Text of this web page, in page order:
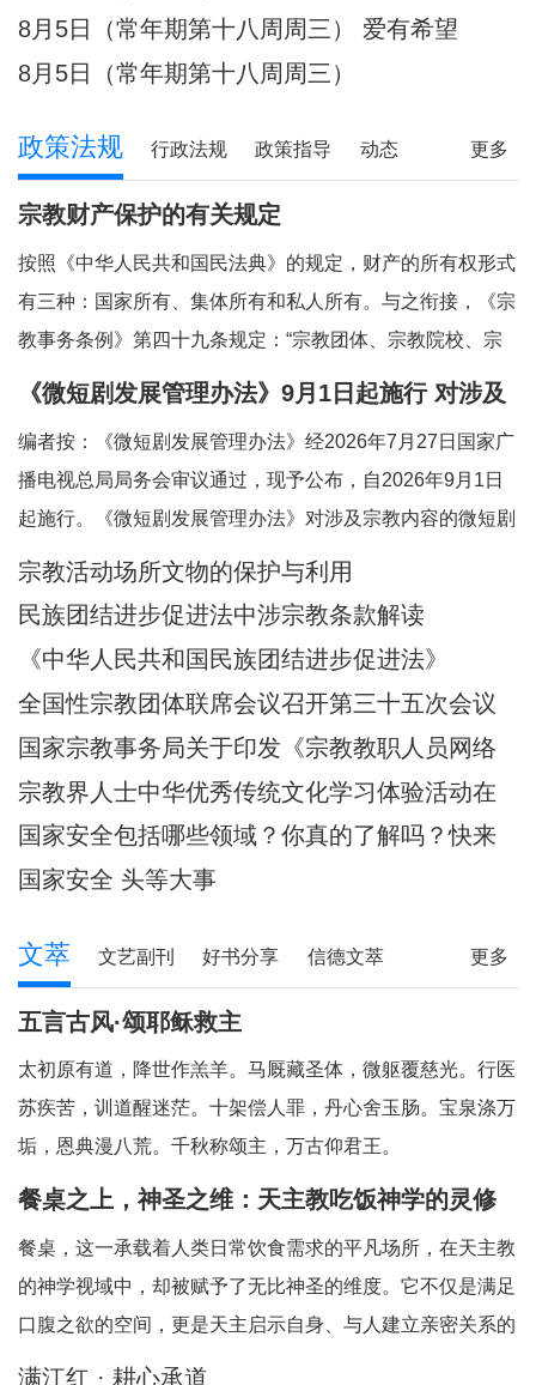
8月5日（常年期第十八周周三） 爱有希望
8月5日（常年期第十八周周三）
更多
政策法规 行政法规 政策指导 动态
宗教财产保护的有关规定
按照《中华人民共和国民法典》的规定，财产的所有权形式
有三种：国家所有、集体所有和私人所有。与之衔接，《宗
教事务条例》第四十九条规定：“宗教团体、宗教院校、宗
教活动场所对依法占有的属于国家、集体所有的财产，依照
有所有权或者其他财产权利。”对现行法律法
《微短剧发展管理办法》9月1日起施行 对涉及
编者按：《微短剧发展管理办法》经2026年7月27日国家广
播电视总局局务会审议通过，现予公布，自2026年9月1日
起施行。《微短剧发展管理办法》对涉及宗教内容的微短剧
作出规定。其中，第五条规定，一类微短剧是指投资额度较
民族、宗教、司法、公安等内容的特殊题材的微短
宗教活动场所文物的保护与利用
民族团结进步促进法中涉宗教条款解读
《中华人民共和国民族团结进步促进法》
全国性宗教团体联席会议召开第三十五次会议
国家宗教事务局关于印发《宗教教职人员网络
行为规范》的通知
宗教界人士中华优秀传统文化学习体验活动在
武汉启动
国家安全包括哪些领域？你真的了解吗？快来
一起涨知识！
国家安全 头等大事
更多
文萃 文艺副刊 好书分享 信德文萃
诗苑 小小说 写真故事
五言古风·颂耶稣救主
太初原有道，降世作羔羊。马厩藏圣体，微躯覆慈光。行医
苏疾苦，训道醒迷茫。十架偿人罪，丹心舍玉肠。宝泉涤万
垢，恩典漫八荒。千秋称颂主，万古仰君王。
餐桌之上，神圣之维：天主教吃饭神学的灵修
餐桌，这一承载着人类日常饮食需求的平凡场所，在天主教
的神学视域中，却被赋予了无比神圣的维度。它不仅是满足
口腹之欲的空间，更是天主启示自身、与人建立亲密关系的
神圣舞台。天主教吃饭神学中所蕴含的灵修智慧，引领我们
满江红 · 耕心承道